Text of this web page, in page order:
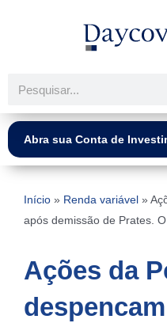
Pesquisar
Abra sua Conta de
Início » Renda variável »
após demissão de Prates.
Ações da